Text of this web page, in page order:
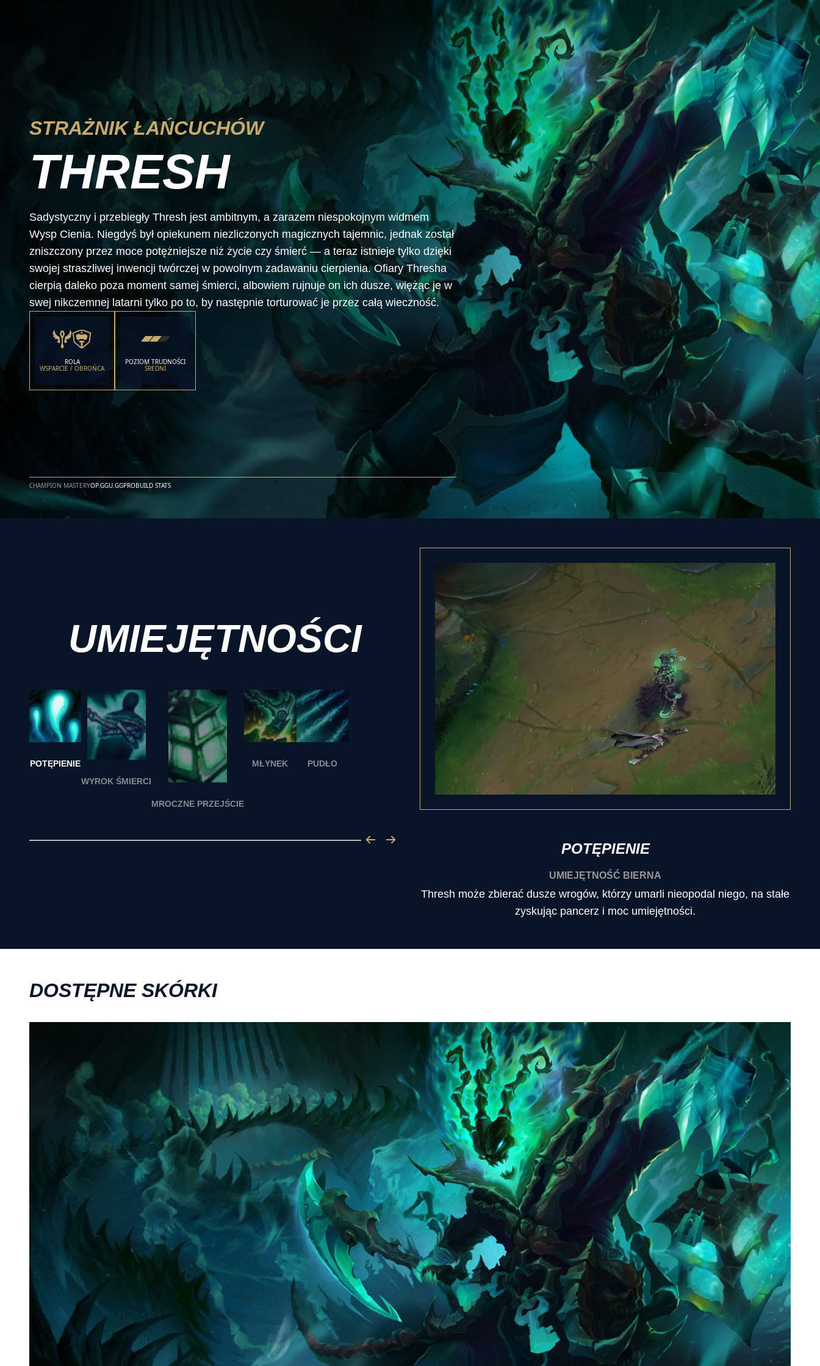
STRAŻNIK ŁAŃCUCHÓW
THRESH
Sadystyczny i przebiegły Thresh jest ambitnym, a zarazem niespokojnym widmem
Wysp Cienia. Niegdyś był opiekunem niezliczonych magicznych tajemnic, jednak został
zniszczony przez moce potężniejsze niż życie czy śmierć — a teraz istnieje tylko dzięki
swojej straszliwej inwencji twórczej w powolnym zadawaniu cierpienia. Ofiary Thresha
cierpią daleko poza moment samej śmierci, albowiem rujnuje on ich dusze, więżąc je w
swej nikczemnej latarni tylko po to, by następnie torturować je przez całą wieczność.
ROLA
WSPARCIE / OBROŃCA
POZIOM TRUDNOŚCI
ŚREDNI
CHAMPION MASTERYOP.GGU.GGPROBUILD STATS
UMIEJĘTNOŚCI
POTĘPIENIE
WYROK ŚMIERCI
MROCZNE PRZEJŚCIE
MŁYNEK PUDŁO
POTĘPIENIE
UMIEJĘTNOŚĆ BIERNA
Thresh może zbierać dusze wrogów, którzy umarli nieopodal niego, na stałe
zyskując pancerz i moc umiejętności.
DOSTĘPNE SKÓRKI